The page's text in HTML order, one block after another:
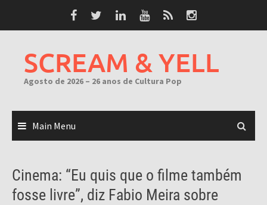
SCREAM & YELL
Agosto de 2026 – 26 anos de Cultura Pop
Main Menu
Cinema: “Eu quis que o filme também
fosse livre”, diz Fabio Meira sobre